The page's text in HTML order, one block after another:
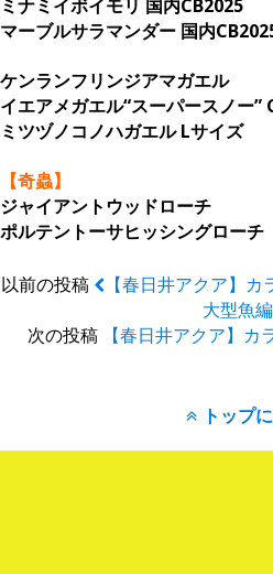
ミナミイボイモリ 国内CB2025
マーブルサラマンダー 国内
ケンランフリンジアマガエル
イエアメガエル“スーパースノー”
ミツヅノコノハガエル Lサイズ
【奇蟲】
ジャイアントウッドローチ
ポルテントーサヒッシングローチ
以前の投稿
【春日井アクア】
大型魚編
次の投稿
【春日井アクア】カ
トップ